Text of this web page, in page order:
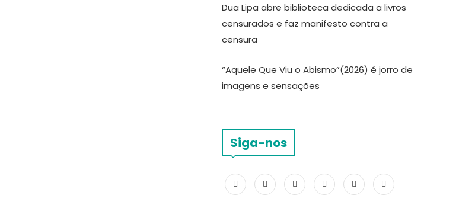
Dua Lipa abre biblioteca dedicada a livros
censurados e faz manifesto contra a
censura
“Aquele Que Viu o Abismo”(2026) é jorro de
imagens e sensações
Siga-nos